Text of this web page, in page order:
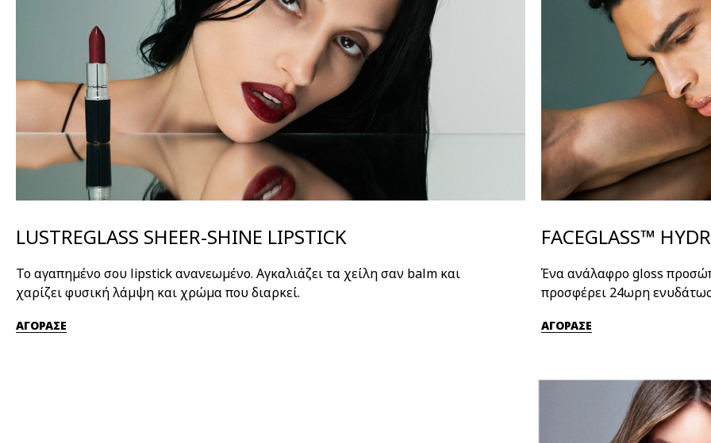
LUSTREGLASS SHEER-SHINE LIPSTICK
Το αγαπημένο σου lipstick ανανεωμένο. Αγκαλιάζει τα χείλη σαν balm και
χαρίζει φυσική λάμψη και χρώμα που διαρκεί.
ΑΓΟΡΑΣΕ
FACEGLASS™
Ένα ανάλαφρο gloss
προσφέρει 24ωρη
ΑΓΟΡΑΣΕ